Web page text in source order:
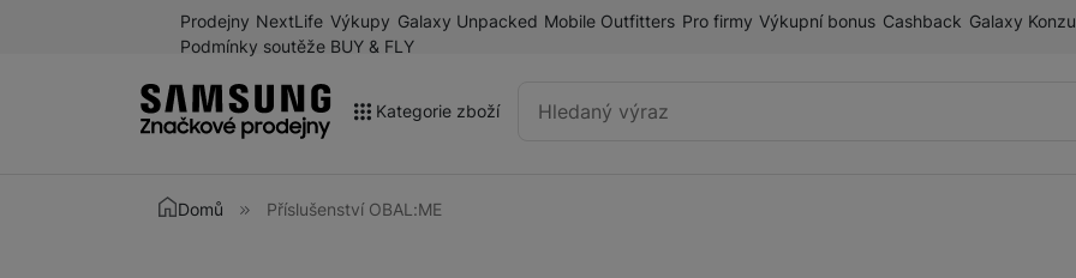
Prodejny NextLife Výkupy Galaxy Unpacked Mobile Outfitters Pro firmy Výkupní bonus Cashback Galaxy
Podmínky soutěže BUY & FLY
Vyhledávání
Kategorie zboží
Akce
Domů Příslušenství OBAL:ME